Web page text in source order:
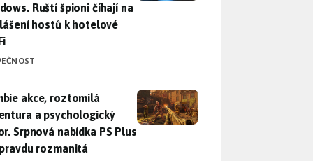
Ruští špioni číhají na
hostů k hotelové
akce, roztomilá adventura a psychologický horor.
akce, roztomilá
a psychologický
Srpnová nabídka PS Plus
rozmanitá